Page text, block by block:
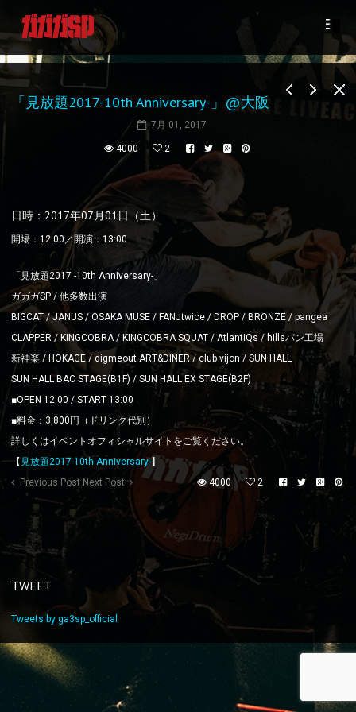
「見放題2017-10th Anniversary-」@大阪
7月 01, 2017
4000 2
日時：2017年07月01日（土）
開場：12:00／開演：13:00
「見放題2017 -10th Anniversary-」
ガガガSP / 他多数出演
BIGCAT / JANUS / OSAKA MUSE / FANJtwice / DROP / BRONZE / pangea
CLAPPER / KINGCOBRA / KINGCOBRA SQUAT / AtlantiQs / hillsパン工場
新神楽 / HOKAGE / digmeout ART&DINER / club vijon / SUN HALL
SUN HALL BAC STAGE(B1F) / SUN HALL EX STAGE(B2F)
■OPEN 12:00 / START 13:00
■料金：3,800円（ドリンク代別）
詳しくはイベントオフィシャルサイトをご覧ください。
【 見放題2017-10th Anniversary-】
Previous Post Next Post 4000 2
TWEET
Tweets by ga3sp_official